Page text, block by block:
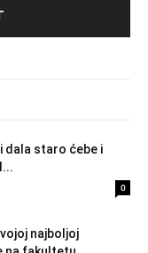
dala staro ćebe i
0
najboljoj